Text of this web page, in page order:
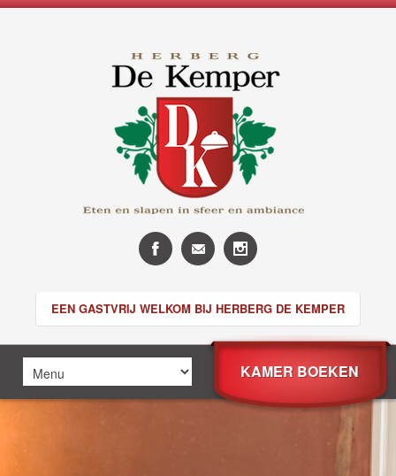
EEN GASTVRIJ WELKOM BIJ HERBERG DE KEMPER
KAMER BOEKEN